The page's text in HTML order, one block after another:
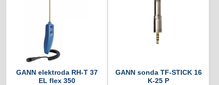
GANN elektroda RH-T 37
EL flex 350
GANN sonda TF-STICK 16
K-25 P